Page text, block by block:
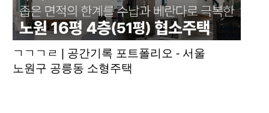
ㄱㄱㄱㄹ | 공간기록 포트폴리오 - 서울
노원구 공릉동 소형주택